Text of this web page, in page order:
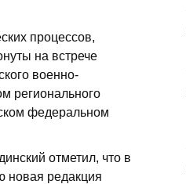
процессов,
на встрече
военно-
регионального
федеральном
отметил, что в
новая редакция